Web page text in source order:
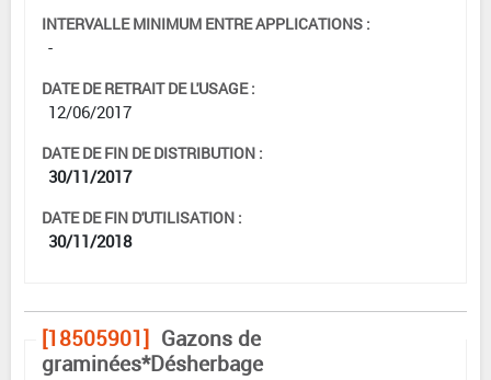
INTERVALLE MINIMUM ENTRE APPLICATIONS :
-
DATE DE RETRAIT DE L'USAGE :
12/06/2017
DATE DE FIN DE DISTRIBUTION :
30/11/2017
DATE DE FIN D'UTILISATION :
30/11/2018
[18505901] Gazons de
graminées*Désherbage